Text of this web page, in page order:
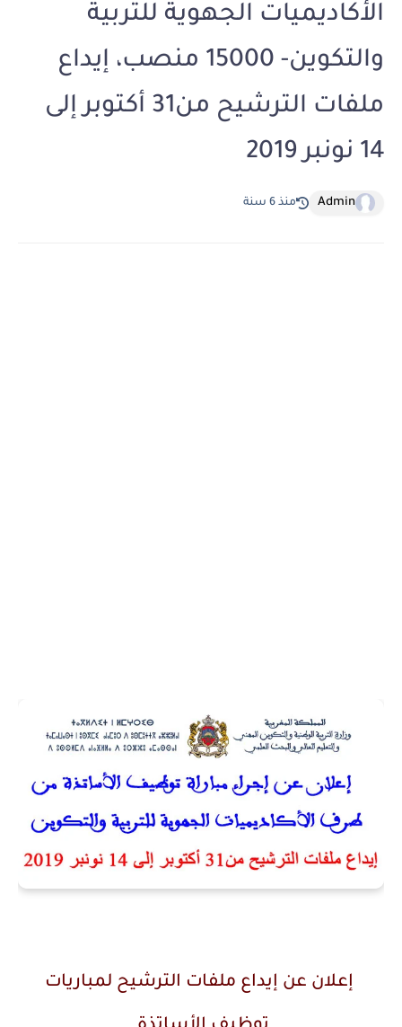
الأكاديميات الجهوية للتربية
والتكوين- 15000 منصب، إيداع
ملفات الترشيح من31 أكتوبر إلى
14 نونبر 2019
Admin منذ 6 سنة
إعلان عن إيداع ملفات الترشيح لمباريات